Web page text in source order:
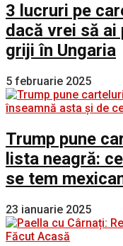
3 lucruri pe
dacă vrei să
griji în Ungaria
5 februarie 2025
Trump pune
lista neagră:
se tem
23 ianuarie 2025